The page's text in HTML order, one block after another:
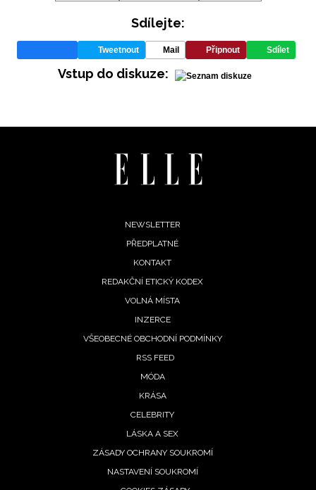
Sdílejte:
Tweetnout Mail Připnout Sdílet
Vstup do diskuze:
NEWSLETTER
PŘEDPLATNÉ
KONTAKT
REDAKČNÍ ETICKÝ KODEX
VOLNÁ MÍSTA
INZERCE
VŠEOBECNÉ OBCHODNÍ PODMÍNKY
RSS FEED
MÓDA
KRÁSA
CELEBRITY
LÁSKA A SEX
ZÁSADY OCHRANY SOUKROMÍ
NASTAVENÍ SOUKROMÍ